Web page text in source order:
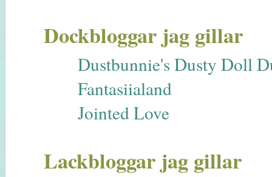
Dockbloggar jag gillar
Dustbunnie's Dusty Doll
Fantasiialand
Jointed Love
Lackbloggar jag gillar